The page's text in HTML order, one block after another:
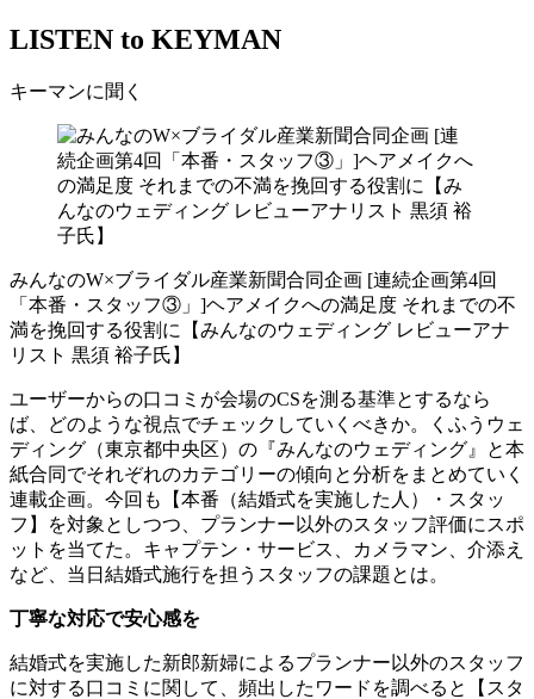
LISTEN to KEYMAN
キーマンに聞く
みんなのW×ブライダル産業新聞合同企画 [連続企画第4回
「本番・スタッフ③」]ヘアメイクへの満足度 それまでの不
満を挽回する役割に【みんなのウェディング レビューアナ
リスト 黒須 裕子氏】
ユーザーからの口コミが会場のCSを測る基準とするなら
ば、どのような視点でチェックしていくべきか。くふうウェ
ディング（東京都中央区）の『みんなのウェディング』と本
紙合同でそれぞれのカテゴリーの傾向と分析をまとめていく
連載企画。今回も【本番（結婚式を実施した人）・スタッ
フ】を対象としつつ、プランナー以外のスタッフ評価にスポ
ットを当てた。キャプテン・サービス、カメラマン、介添え
など、当日結婚式施行を担うスタッフの課題とは。
丁寧な対応で安心感を
結婚式を実施した新郎新婦によるプランナー以外のスタッフ
に対する口コミに関して、頻出したワードを調べると【スタ